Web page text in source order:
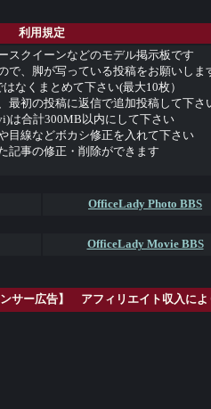
利用規定
クイーンなどのモデル掲示板です
で、脚が写っている投稿をお願いしま
なくまとめて下さい(最大10枚）
最初の投稿に返信で追加投稿して下さ
は合計300MB以内にして下さい
目線などボカシ修正を入れて下さい
記事の修正・削除ができます
OfficeLady Photo BBS
OfficeLady Movie BBS
ンサー広告】 アフィリエイト収入に